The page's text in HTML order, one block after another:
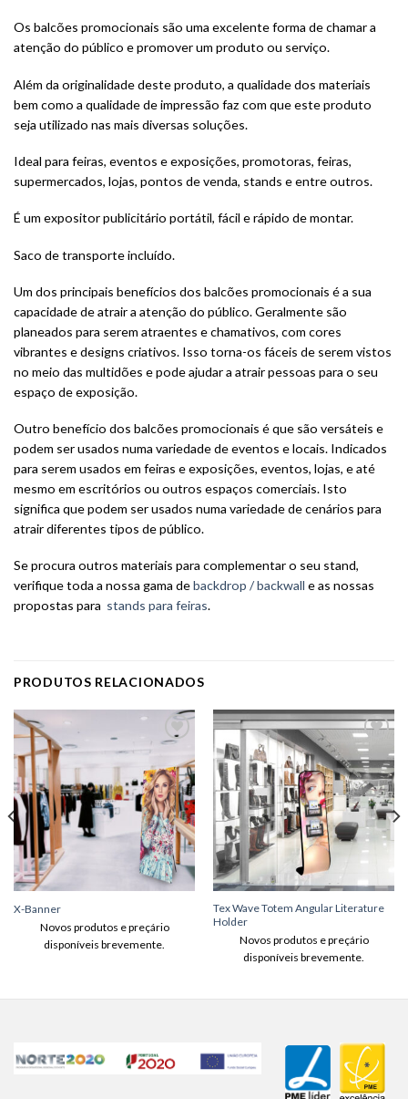
Os balcões promocionais são uma excelente forma de chamar a
atenção do público e promover um produto ou serviço.
Além da originalidade deste produto, a qualidade dos materiais
bem como a qualidade de impressão faz com que este produto
seja utilizado nas mais diversas soluções.
Ideal para feiras, eventos e exposições, promotoras, feiras,
supermercados, lojas, pontos de venda, stands e entre outros.
É um expositor publicitário portátil, fácil e rápido de montar.
Saco de transporte incluído.
Um dos principais benefícios dos balcões promocionais é a sua
capacidade de atrair a atenção do público. Geralmente são
planeados para serem atraentes e chamativos, com cores
vibrantes e designs criativos. Isso torna-os fáceis de serem vistos
no meio das multidões e pode ajudar a atrair pessoas para o seu
espaço de exposição.
Outro benefício dos balcões promocionais é que são versáteis e
podem ser usados numa variedade de eventos e locais. Indicados
para serem usados ​​em feiras e exposições, eventos, lojas, e até
mesmo em escritórios ou outros espaços comerciais. Isto
significa que podem ser usados ​​numa variedade de cenários para
atrair diferentes tipos de público.
Se procura outros materiais para complementar o seu stand,
verifique toda a nossa gama debackdrop / backwall e as nossas
propostas para stands para feiras.
PRODUTOS RELACIONADOS
Adicionar
aos meus
desejos
X-Banner
Novos produtos e preçário
disponíveis brevemente.
Adicionar
aos meus
desejos
Tex Wave Totem Angular Literature
Holder
Novos produtos e preçário
disponíveis brevemente.